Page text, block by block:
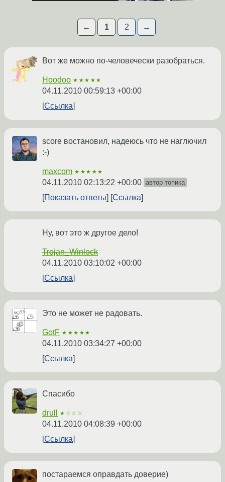
← 1 2 →
Вот же можно по-человечески разобраться.
Hoodoo ★★★★★
04.11.2010 00:59:13 +00:00
Ссылка
score востановил, надеюсь что не наглючил
:-)
maxcom ★★★★★
04.11.2010 02:13:22 +00:00 автор топика
Показать ответы Ссылка
Ну, вот это ж другое дело!
Trojan_Winlock
04.11.2010 03:10:02 +00:00
Ссылка
Это не может не радовать.
GotF ★★★★★
04.11.2010 03:34:27 +00:00
Ссылка
Спасибо
drull ★☆☆☆
04.11.2010 04:08:39 +00:00
Ссылка
постараемся оправдать доверие)